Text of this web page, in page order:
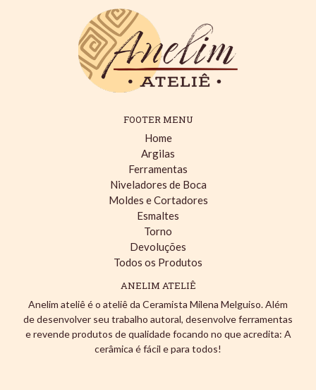
FOOTER MENU
Home
Argilas
Ferramentas
Niveladores de Boca
Moldes e Cortadores
Esmaltes
Torno
Devoluções
Todos os Produtos
ANELIM ATELIÊ
Anelim ateliê é o ateliê da Ceramista Milena Melguiso. Além
de desenvolver seu trabalho autoral, desenvolve ferramentas
e revende produtos de qualidade focando no que acredita: A
cerâmica é fácil e para todos!